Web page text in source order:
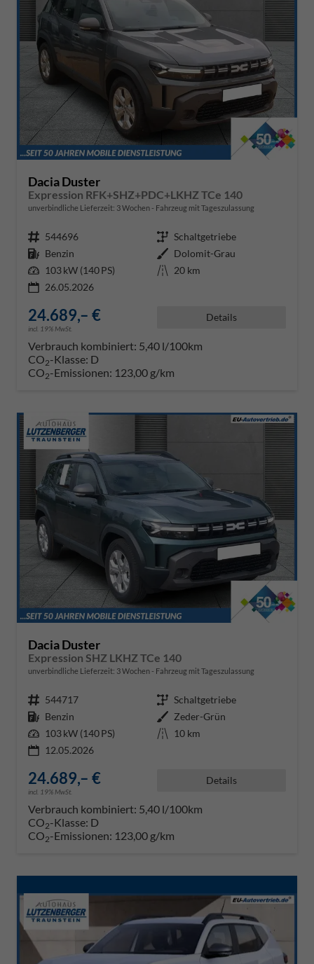
Dacia Duster
Expression RFK+SHZ+PDC+LKHZ TCe 140
unverbindliche Lieferzeit: 3 Wochen Fahrzeug mit Tageszulassung
Fahrzeugnr. 544696 Getriebe Schaltgetriebe
Kraftstoff Benzin Außenfarbe Dolomit-Grau
Leistung 103 kW (140 PS) Kilometerstand 20 km
26.05.2026
24.689,– €
incl. 19% MwSt.
Details
Verbrauch kombiniert: 5,40 l/100km
CO2-Klasse: D
CO2-Emissionen: 123,00 g/km
Dacia Duster
Expression SHZ LKHZ TCe 140
unverbindliche Lieferzeit: 3 Wochen Fahrzeug mit Tageszulassung
Fahrzeugnr. 544717 Getriebe Schaltgetriebe
Kraftstoff Benzin Außenfarbe Zeder-Grün
Leistung 103 kW (140 PS) Kilometerstand 10 km
12.05.2026
24.689,– €
incl. 19% MwSt.
Details
Verbrauch kombiniert: 5,40 l/100km
CO2-Klasse: D
CO2-Emissionen: 123,00 g/km